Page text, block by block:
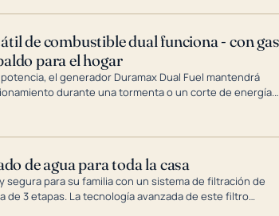
de combustible dual funciona - con gas
para el hogar
el generador Duramax Dual Fuel mantendrá
durante una tormenta o un corte de energía.
la industria en tecnología de generadores portátiles de
que pueden alimentar toda su casa.
de agua para toda la casa
segura para su familia con un sistema de filtración de
de 3 etapas. La tecnología avanzada de este filtro
nocivos como el cloro, el óxido, los olores y el sabor